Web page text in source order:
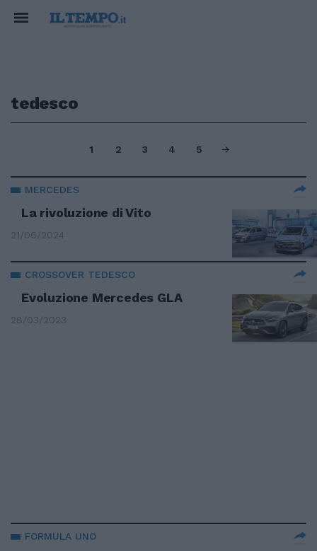
tedesco
1 2 3 4 5
MERCEDES
La rivoluzione di Vito
21/06/2024
CROSSOVER TEDESCO
Evoluzione Mercedes GLA
28/03/2023
FORMULA UNO